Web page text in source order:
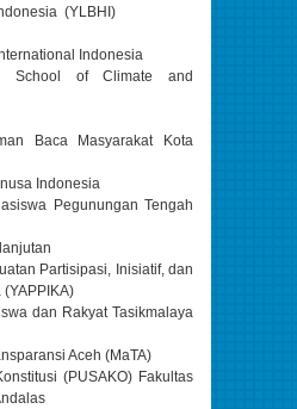
(YLBHI)
Indonesia
of Climate and
Baca Masyarakat Kota
Indonesia
Pegunungan Tengah
Partisipasi, Inisiatif, dan
dan Rakyat Tasikmalaya
Aceh (MaTA)
(PUSAKO) Fakultas